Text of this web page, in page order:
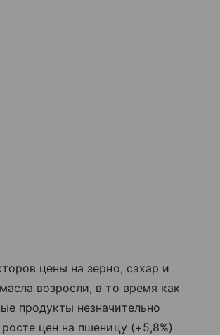
цены на зерно, сахар и
возросли, в то время как
продукты незначительно
цен на пшеницу (+5,8%)